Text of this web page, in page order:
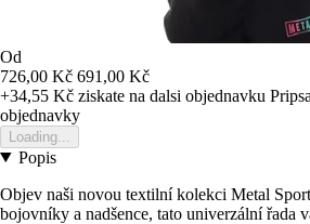
Od
726,00 Kč 691,00 Kč
+34,55 Kč ziskate na dalsi objednavku
objednavky
Loading...
Popis
Objev naši novou textilní kolekci Metal
bojovníky a nadšence, tato univerzální řada